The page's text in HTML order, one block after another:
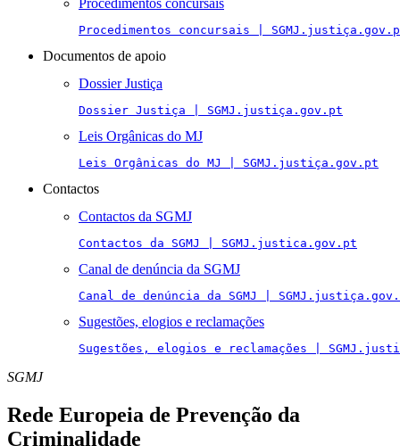
Procedimentos concursais
Procedimentos concursais |
Documentos de apoio
Dossier Justiça
Dossier Justiça | SGMJ.justiça.gov.pt
Leis Orgânicas do MJ
Leis Orgânicas do MJ | SGMJ.justiça.gov.pt
Contactos
Contactos da SGMJ
Contactos da SGMJ | SGMJ.justica.gov.pt
Canal de denúncia da SGMJ
Canal de denúncia da SGMJ |
Sugestões, elogios e reclamações
Sugestões, elogios e reclamações |
SGMJ
Rede Europeia de Prevenção da
Criminalidade